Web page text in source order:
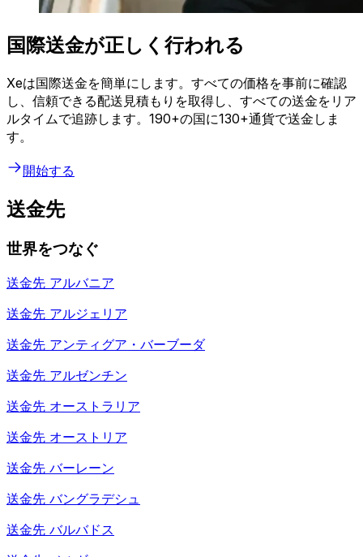
国際送金が正しく行われる
Xeは国際送金を簡単にします。すべての価格を事前に確認
し、信頼できる配送見積もりを取得し、すべての送金をリア
ルタイムで追跡します。190+の国に130+通貨で送金しま
す。
開始する
送金先
世界をつなぐ
送金先 アルバニア
送金先 アルジェリア
送金先 アンティグア・バーブーダ
送金先 アルゼンチン
送金先 オーストラリア
送金先 オーストリア
送金先 バーレーン
送金先 バングラデシュ
送金先 バルバドス